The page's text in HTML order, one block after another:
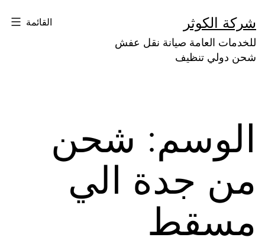
إلى
المحتوى
شركة الكوثر
للخدمات العامة صيانة نقل عفش
شحن دولي تنظيف
القائمة
الوسم: شحن
من جدة الي
مسقط